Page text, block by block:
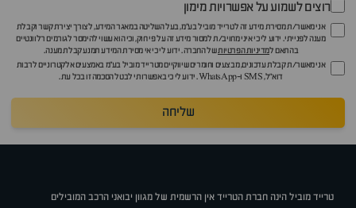
רוצים לשמוע על אפשרויות מימון
אני מאשר/ת מסירת מידע זה לטרייד מוביל בע"מ, בעל השליטה במאגר המידע, לצורך יצירת קשר וקבלת
מענה לפנייתי. ידוע לי כי איני מחויב/ת למסור מידע זה על פי חוק, וכי הוא עשוי להימסר לגורמים רלוונטיים
בהתאם למדיניות הפרטיותשל החברה. ידוע לי כי אי מסירת המידע תמנע קבלת מענה.
אני מאשר/ת קבלת עדכונים, מבצעים וחומרים שיווקיים מטרייד מוביל בע"מ באמצעים אלקטרוניים לרבות
דוא״ל, SMS ו-WhatsApp. ידוע לי כי באפשרותי לבטל הסכמה זו בכל עת.
שליחה
טרייד מוביל הינה חברת הטרייד אין הרשמית של מגוון יבואני הרכב המובילים